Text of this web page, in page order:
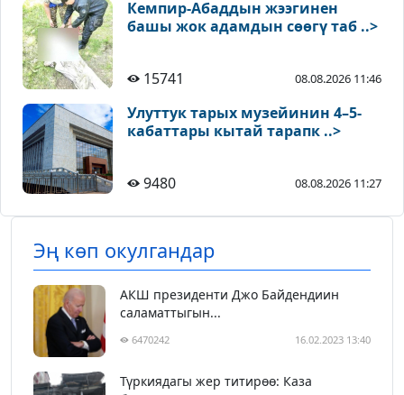
Кемпир-Абаддын жээгинен
башы жок адамдын сөөгү таб ..>
15741 08.08.2026 11:46
Улуттук тарых музейинин 4–5-
кабаттары кытай тарапк ..>
9480 08.08.2026 11:27
Эң көп окулгандар
АКШ президенти Джо Байдендиин
саламаттыгын...
6470242 16.02.2023 13:40
Түркиядагы жер титирөө: Каза